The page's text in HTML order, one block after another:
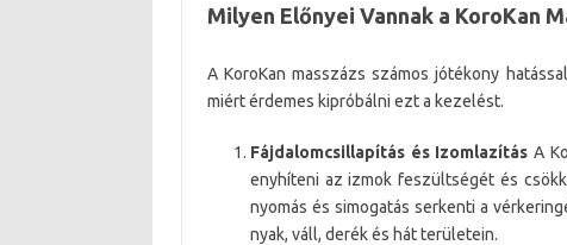
Milyen Előnyei Vannak a KoroKan
A KoroKan masszázs számos jótékony
miért érdemes kipróbálni ezt a kezelést.
Fájdalomcsillapítás és Izomlazítás A
enyhíteni az izmok feszültségét és
nyomás és simogatás serkenti a
nyak, váll, derék és hát területein.